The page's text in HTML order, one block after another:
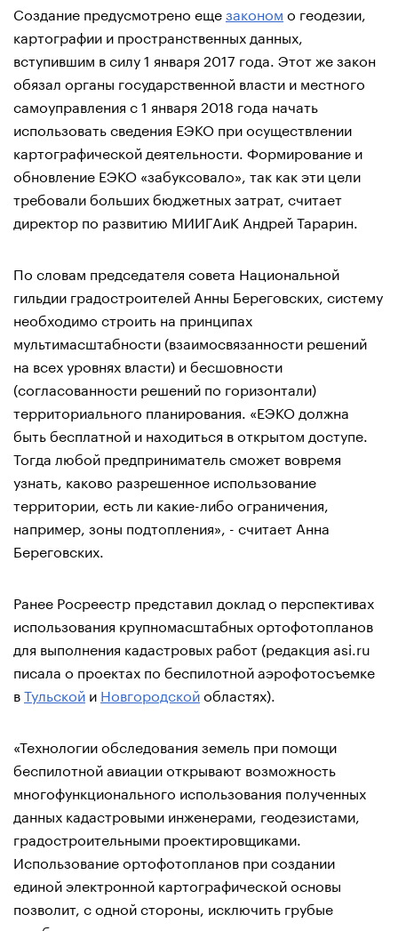
Создание предусмотрено ещезаконом о геодезии,
картографии и пространственных данных,
вступившим в силу 1 января 2017 года. Этот же закон
обязал органы государственной власти и местного
самоуправления с 1 января 2018 года начать
использовать сведения ЕЭКО при осуществлении
картографической деятельности. Формирование и
обновление ЕЭКО «забуксовало», так как эти цели
требовали больших бюджетных затрат, считает
директор по развитию МИИГАиК Андрей Тарарин.
По словам председателя совета Национальной
гильдии градостроителей Анны Береговских, систему
необходимо строить на принципах
мультимасштабности (взаимосвязанности решений
на всех уровнях власти) и бесшовности
(согласованности решений по горизонтали)
территориального планирования. «ЕЭКО должна
быть бесплатной и находиться в открытом доступе.
Тогда любой предприниматель сможет вовремя
узнать, каково разрешенное использование
территории, есть ли какие-либо ограничения,
например, зоны подтопления», - считает Анна
Береговских.
Ранее Росреестр представил доклад о перспективах
использования крупномасштабных ортофотопланов
для выполнения кадастровых работ (редакция asi.ru
писала о проектах по беспилотной аэрофотосъемке
вТульской и Новгородскойобластях).
«Технологии обследования земель при помощи
беспилотной авиации открывают возможность
многофункционального использования полученных
данных кадастровыми инженерами, геодезистами,
градостроительными проектировщиками.
Использование ортофотопланов при создании
единой электронной картографической основы
позволит, с одной стороны, исключить грубые